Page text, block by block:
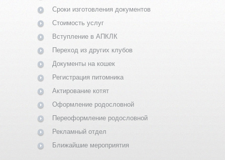
Сроки изготовления документов
Стоимость услуг
Вступление в АПКЛК
Переход из других клубов
Документы на кошек
Регистрация питомника
Актирование котят
Оформление родословной
Переоформление родословной
Рекламный отдел
Ближайшие мероприятия